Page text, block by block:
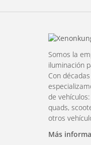
Somos la
iluminación
Con
de
quads,
otros
Más